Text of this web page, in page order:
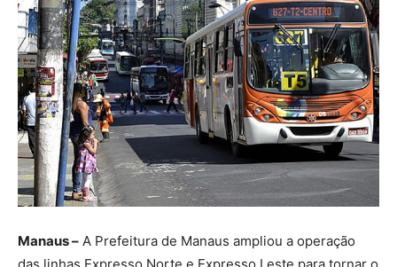
Manaus – A Prefeitura de Manaus ampliou a operação